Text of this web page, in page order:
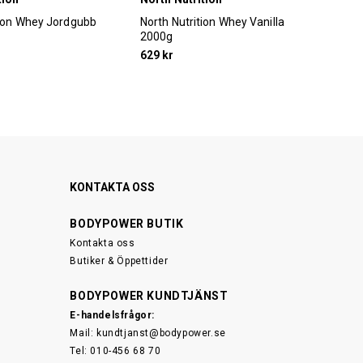
Whey Jordgubb
North Nutrition Whey Vanilla
2000g
629 kr
KONTAKTA OSS
BODYPOWER BUTIK
Kontakta oss
Butiker & Öppettider
BODYPOWER KUNDTJÄNST
E-handelsfrågor:
Mail: kundtjanst@bodypower.se
Tel: 010-456 68 70